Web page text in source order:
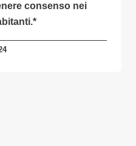
consenso nei
*